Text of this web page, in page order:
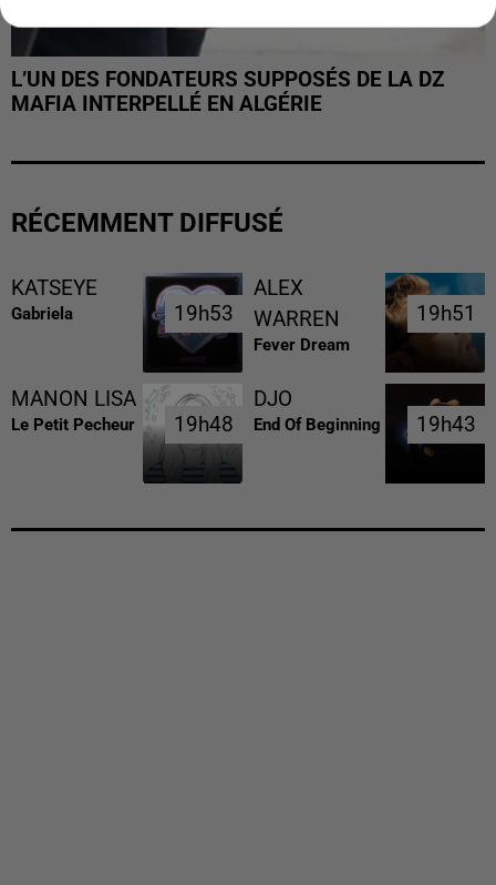
L’UN DES FONDATEURS SUPPOSÉS DE LA DZ
MAFIA INTERPELLÉ EN ALGÉRIE
RÉCEMMENT DIFFUSÉ
KATSEYE
Gabriela 19h53
19h53
ALEX
WARREN
Fever Dream
19h51
19h51
MANON LISA
Le Petit Pecheur 19h48
19h48
DJO
End Of Beginning 19h43
19h43